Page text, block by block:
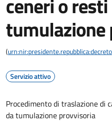
ceneri o
(
Servizio attivo
Procedimento di traslazione di
da tumulazione provvisoria